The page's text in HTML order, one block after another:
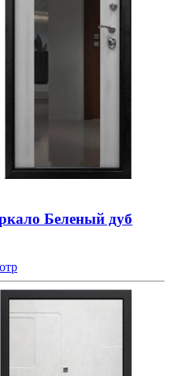
Беленый дуб